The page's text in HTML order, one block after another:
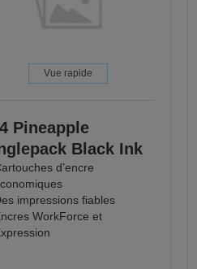
Vue rapide
Pineapple
Black Ink
d’encre
impressions fiables
WorkForce et